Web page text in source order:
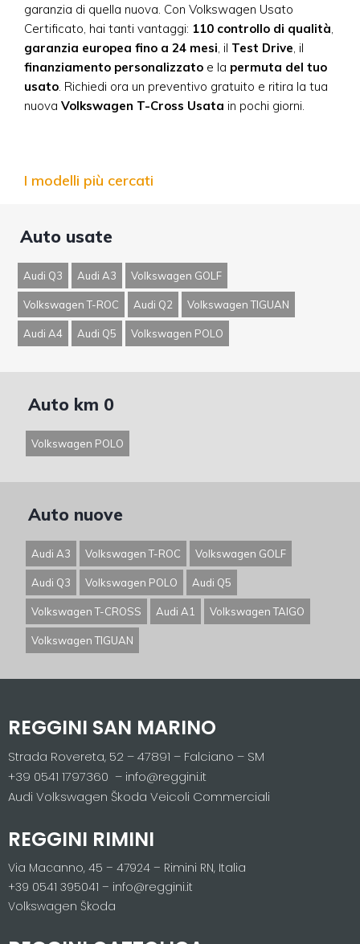
garanzia di quella nuova. Con Volkswagen Usato
Certificato, hai tanti vantaggi: 110 controllo di qualità,
garanzia europea fino a 24 mesi, il Test Drive, il
finanziamento personalizzato e la permuta del tuo
usato. Richiedi ora un preventivo gratuito e ritira la tua
nuova Volkswagen T-Cross Usata in pochi giorni.
I modelli più cercati
Auto usate
Audi Q3 Audi A3 Volkswagen GOLF
Volkswagen T-ROC Audi Q2 Volkswagen TIGUAN
Audi A4 Audi Q5 Volkswagen POLO
Auto km 0
Volkswagen POLO
Auto nuove
Audi A3 Volkswagen T-ROC Volkswagen GOLF
Audi Q3 Volkswagen POLO Audi Q5
Volkswagen T-CROSS Audi A1 Volkswagen TAIGO
Volkswagen TIGUAN
REGGINI SAN MARINO
Strada Rovereta, 52 – 47891 – Falciano – SM
+39 0541 1797360 – info@reggini.it
Audi Volkswagen Škoda Veicoli Commerciali
REGGINI RIMINI
Via Macanno, 45 – 47924 – Rimini RN, Italia
+39 0541 395041 – info@reggini.it
Volkswagen Škoda